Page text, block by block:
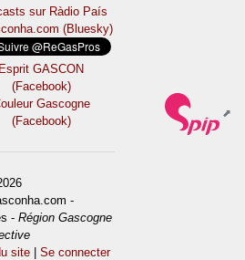
sur Ràdio País
(Bluesky)
Esprit GASCON
(Facebook)
Gascogne
(Facebook)
-
-Région Gascogne
site |Se connecter